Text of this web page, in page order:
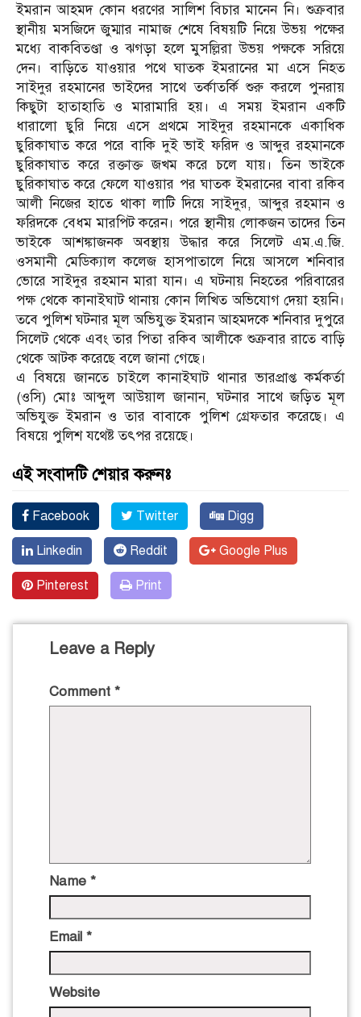
ইমরান আহমদ কোন ধরণের সালিশ বিচার মানেন নি। শুক্রবার
স্থানীয় মসজিদে জুম্মার নামাজ শেষে বিষয়টি নিয়ে উভয় পক্ষের
মধ্যে বাকবিতণ্ডা ও ঝগড়া হলে মুসল্লিরা উভয় পক্ষকে সরিয়ে
দেন। বাড়িতে যাওয়ার পথে ঘাতক ইমরানের মা এসে নিহত
সাইদুর রহমানের ভাইদের সাথে তর্কাতর্কি শুরু করলে পুনরায়
কিছুটা হাতাহাতি ও মারামারি হয়। এ সময় ইমরান একটি
ধারালো ছুরি নিয়ে এসে প্রথমে সাইদুর রহমানকে একাধিক
ছুরিকাঘাত করে পরে বাকি দুই ভাই ফরিদ ও আব্দুর রহমানকে
ছুরিকাঘাত করে রক্তাক্ত জখম করে চলে যায়। তিন ভাইকে
ছুরিকাঘাত করে ফেলে যাওয়ার পর ঘাতক ইমরানের বাবা রকিব
আলী নিজের হাতে থাকা লাটি দিয়ে সাইদুর, আব্দুর রহমান ও
ফরিদকে বেধম মারপিট করেন। পরে স্থানীয় লোকজন তাদের তিন
ভাইকে আশঙ্কাজনক অবস্থায় উদ্ধার করে সিলেট এম.এ.জি.
ওসমানী মেডিক্যাল কলেজ হাসপাতালে নিয়ে আসলে শনিবার
ভোরে সাইদুর রহমান মারা যান। এ ঘটনায় নিহতের পরিবারের
পক্ষ থেকে কানাইঘাট থানায় কোন লিখিত অভিযোগ দেয়া হয়নি।
তবে পুলিশ ঘটনার মূল অভিযুক্ত ইমরান আহমদকে শনিবার দুপুরে
সিলেট থেকে এবং তার পিতা রকিব আলীকে শুক্রবার রাতে বাড়ি
থেকে আটক করেছে বলে জানা গেছে।
এ বিষয়ে জানতে চাইলে কানাইঘাট থানার ভারপ্রাপ্ত কর্মকর্তা
(ওসি) মোঃ আব্দুল আউয়াল জানান, ঘটনার সাথে জড়িত মূল
অভিযুক্ত ইমরান ও তার বাবাকে পুলিশ গ্রেফতার করেছে। এ
বিষয়ে পুলিশ যথেষ্ট তৎপর রয়েছে।
এই সংবাদটি শেয়ার করুনঃ
Facebook Twitter Digg
Linkedin Reddit Google Plus
Pinterest Print
Leave a Reply
Comment *
Name *
Email *
Website